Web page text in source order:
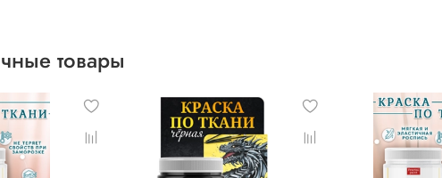
товары